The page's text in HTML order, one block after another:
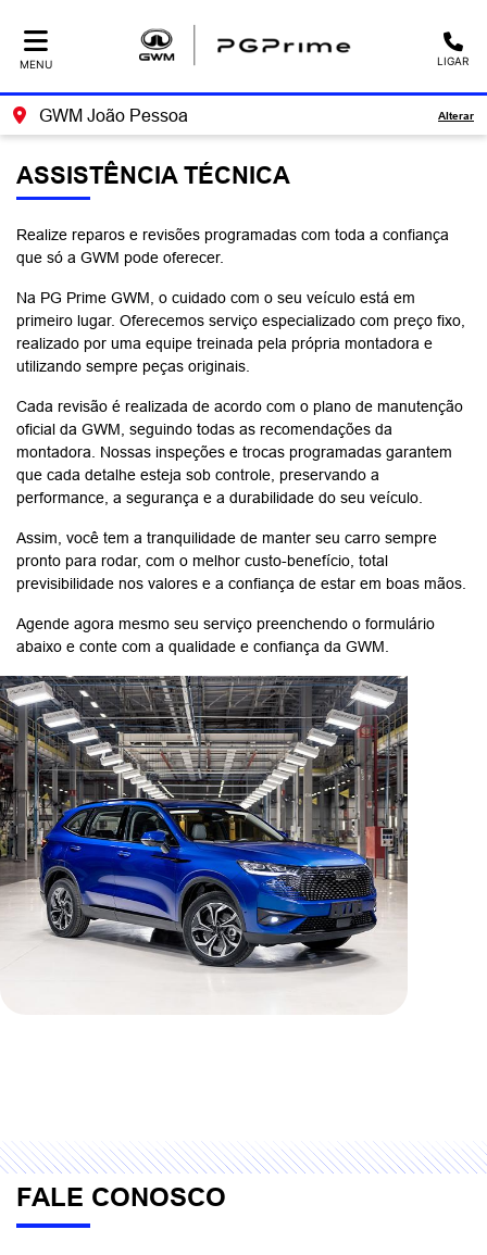
MENU LIGAR
GWM João Pessoa Alterar
ASSISTÊNCIA TÉCNICA
Realize reparos e revisões programadas com toda a confiança
que só a GWM pode oferecer.
Na PG Prime GWM, o cuidado com o seu veículo está em
primeiro lugar. Oferecemos serviço especializado com preço fixo,
realizado por uma equipe treinada pela própria montadora e
utilizando sempre peças originais.
Cada revisão é realizada de acordo com o plano de manutenção
oficial da GWM, seguindo todas as recomendações da
montadora. Nossas inspeções e trocas programadas garantem
que cada detalhe esteja sob controle, preservando a
performance, a segurança e a durabilidade do seu veículo.
Assim, você tem a tranquilidade de manter seu carro sempre
pronto para rodar, com o melhor custo-benefício, total
previsibilidade nos valores e a confiança de estar em boas mãos.
Agende agora mesmo seu serviço preenchendo o formulário
abaixo e conte com a qualidade e confiança da GWM.
FALE CONOSCO